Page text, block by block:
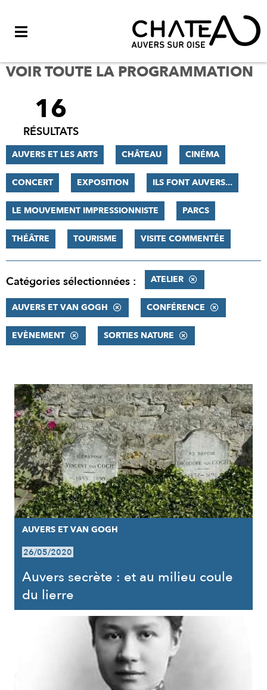
VOIR TOUTE LA PROGRAMMATION
FILTRER
RÉSULTATS
16
RÉSULTATS
AUVERS ET LES ARTS CHÂTEAU CINÉMA
CONCERT EXPOSITION ILS FONT AUVERS...
LE MOUVEMENT IMPRESSIONNISTE PARCS
THÉÂTRE TOURISME VISITE COMMENTÉE
Catégories sélectionnées : ATELIER
AUVERS ET VAN GOGH CONFÉRENCE
EVÈNEMENT SORTIES NATURE
RÉSULTATS
AUVERS ET VAN GOGH
26/05/2020
Auvers secrète : et au milieu coule
du lierre